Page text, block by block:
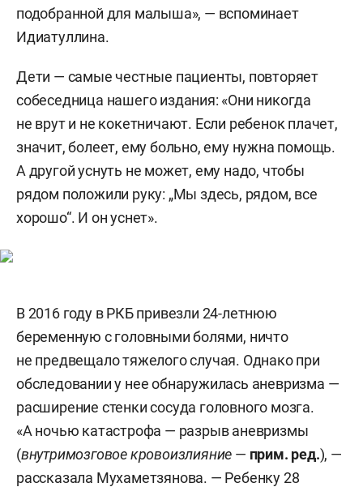
подобранной для малыша», — вспоминает
Идиатуллина.
Дети — самые честные пациенты, повторяет
собеседница нашего издания: «Они никогда
не врут и не кокетничают. Если ребенок плачет,
значит, болеет, ему больно, ему нужна помощь.
А другой уснуть не может, ему надо, чтобы
рядом положили руку: „Мы здесь, рядом, все
хорошо“. И он уснет».
В 2016 году в РКБ привезли 24-летнюю
беременную с головными болями, ничто
не предвещало тяжелого случая. Однако при
обследовании у нее обнаружилась аневризма —
расширение стенки сосуда головного мозга.
«А ночью катастрофа — разрыв аневризмы
(внутримозговое кровоизлияние — прим. ред.), —
рассказала Мухаметзянова. — Ребенку 28